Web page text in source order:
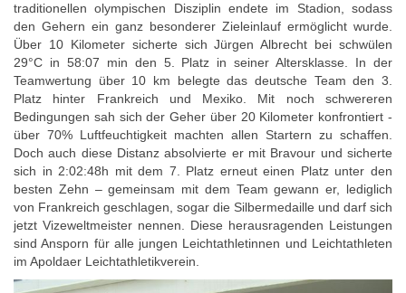
traditionellen olympischen Disziplin endete im Stadion, sodass
den Gehern ein ganz besonderer Zieleinlauf ermöglicht wurde.
Über 10 Kilometer sicherte sich Jürgen Albrecht bei schwülen
29°C in 58:07 min den 5. Platz in seiner Altersklasse. In der
Teamwertung über 10 km belegte das deutsche Team den 3.
Platz hinter Frankreich und Mexiko. Mit noch schwereren
Bedingungen sah sich der Geher über 20 Kilometer konfrontiert -
über 70% Luftfeuchtigkeit machten allen Startern zu schaffen.
Doch auch diese Distanz absolvierte er mit Bravour und sicherte
sich in 2:02:48h mit dem 7. Platz erneut einen Platz unter den
besten Zehn – gemeinsam mit dem Team gewann er, lediglich
von Frankreich geschlagen, sogar die Silbermedaille und darf sich
jetzt Vizeweltmeister nennen. Diese herausragenden Leistungen
sind Ansporn für alle jungen Leichtathletinnen und Leichtathleten
im Apoldaer Leichtathletikverein.